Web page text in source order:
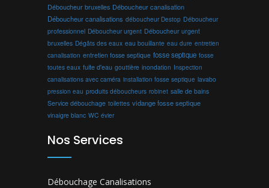
Déboucheur bruxelles Déboucheur canalisation
Déboucheur canalisations déboucheur Destop Déboucheur
professionnel Déboucheur urgent Déboucheur urgent
bruxelles Dégâts des eaux eau bouillante eau dure entretien
canalisation entretien fosse septique fosse septique fosse
toutes eaux fuite d'eau gouttière inondation Inspection
canalisations avec caméra installation fosse septique lavabo
pression eau produits déboucheurs robinet salle de bains
Service débouchage toilettes vidange fosse septique
vinaigre blanc WC évier
Nos Services
Débouchage Canalisations